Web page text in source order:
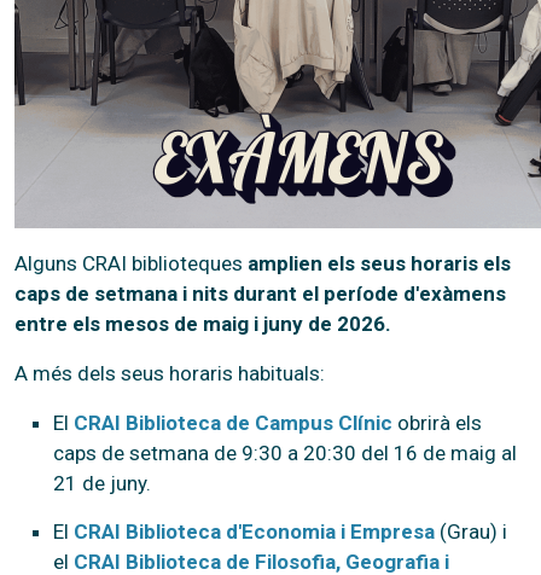
Alguns CRAI biblioteques amplien els seus horaris els
caps de setmana i nits durant el període d'exàmens
entre els mesos de maig i juny de 2026.
A més dels seus horaris habituals:
El CRAI Biblioteca de Campus Clínic obrirà els
caps de setmana de 9:30 a 20:30 del 16 de maig al
21 de juny.
El CRAI Biblioteca d'Economia i Empresa (Grau) i
el CRAI Biblioteca de Filosofia, Geografia i